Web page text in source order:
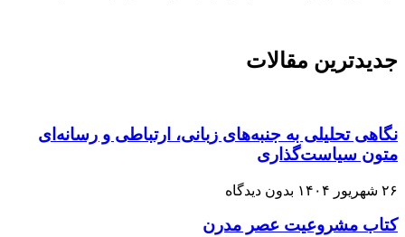
جدیدترین مقالات
نگاهی تحلیلی به جنبه‌های زبانی، ارتباطی و رسانه‌ای
متون سیاست‌گذاری
۲۶ شهریور ۱۴۰۴ بدون دیدگاه
کتاب مشروعیت عصر مدرن